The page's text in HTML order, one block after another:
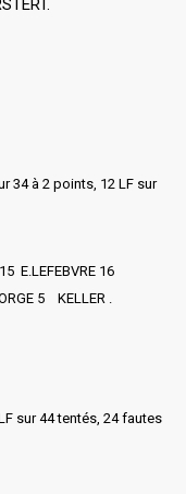
34 à 2 points, 12 LF sur
E.LEFEBVRE 16
5 KELLER .
sur 44 tentés, 24 fautes